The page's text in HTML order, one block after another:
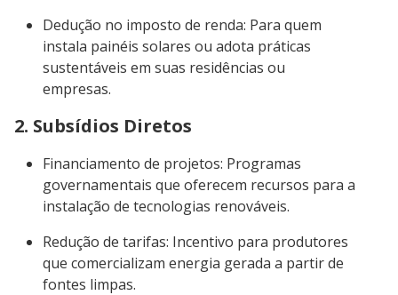
Dedução no imposto de renda: Para quem
instala painéis solares ou adota práticas
sustentáveis em suas residências ou
empresas.
2. Subsídios Diretos
Financiamento de projetos: Programas
governamentais que oferecem recursos para a
instalação de tecnologias renováveis.
Redução de tarifas: Incentivo para produtores
que comercializam energia gerada a partir de
fontes limpas.